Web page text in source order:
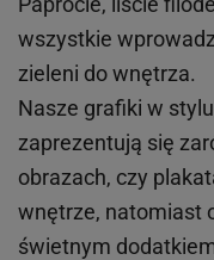
wszystkie
zieleni do wnętrza.
Nasze grafiki w
zaprezentują się
obrazach, czy
wnętrze, natomiast
świetnym